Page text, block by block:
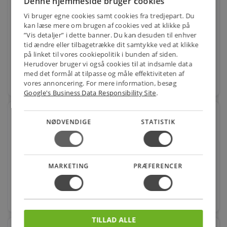
Varenr.: 694868944
4.308,00 kr.pr. stk.
stk.
Hvid/krom
Varenr.: 722380140
2.882,00 kr.pr. stk.
stk. favorite
Vi bruger egne cookies samt cookies fra tredjepart. Du
kan læse mere om brugen af cookies ved at klikke på
”Vis detaljer” i dette banner. Du kan desuden til enhver
tid ændre eller tilbagetrække dit samtykke ved at klikke
på linket til vores cookiepolitik i bunden af siden.
Herudover bruger vi også cookies til at indsamle data
med det formål at tilpasse og måle effektiviteten af
vores annoncering. For mere information, besøg
Google's Business Data Responsibility Site.
NØDVENDIGE STATISTIK
MARKETING PRÆFERENCER
TILLAD ALLE